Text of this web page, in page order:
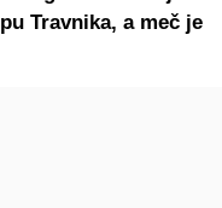
Travnika, a meč je